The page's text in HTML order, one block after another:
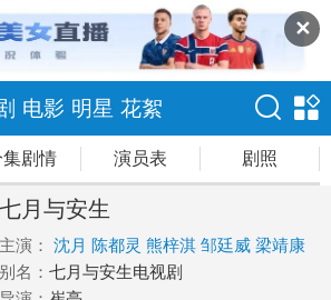
✕
电影 明星 花絮
集剧情 演员表 剧照
七月与安生
主演： 沈月 陈都灵 熊梓淇 邹廷威 梁靖康
别名： 七月与安生电视剧